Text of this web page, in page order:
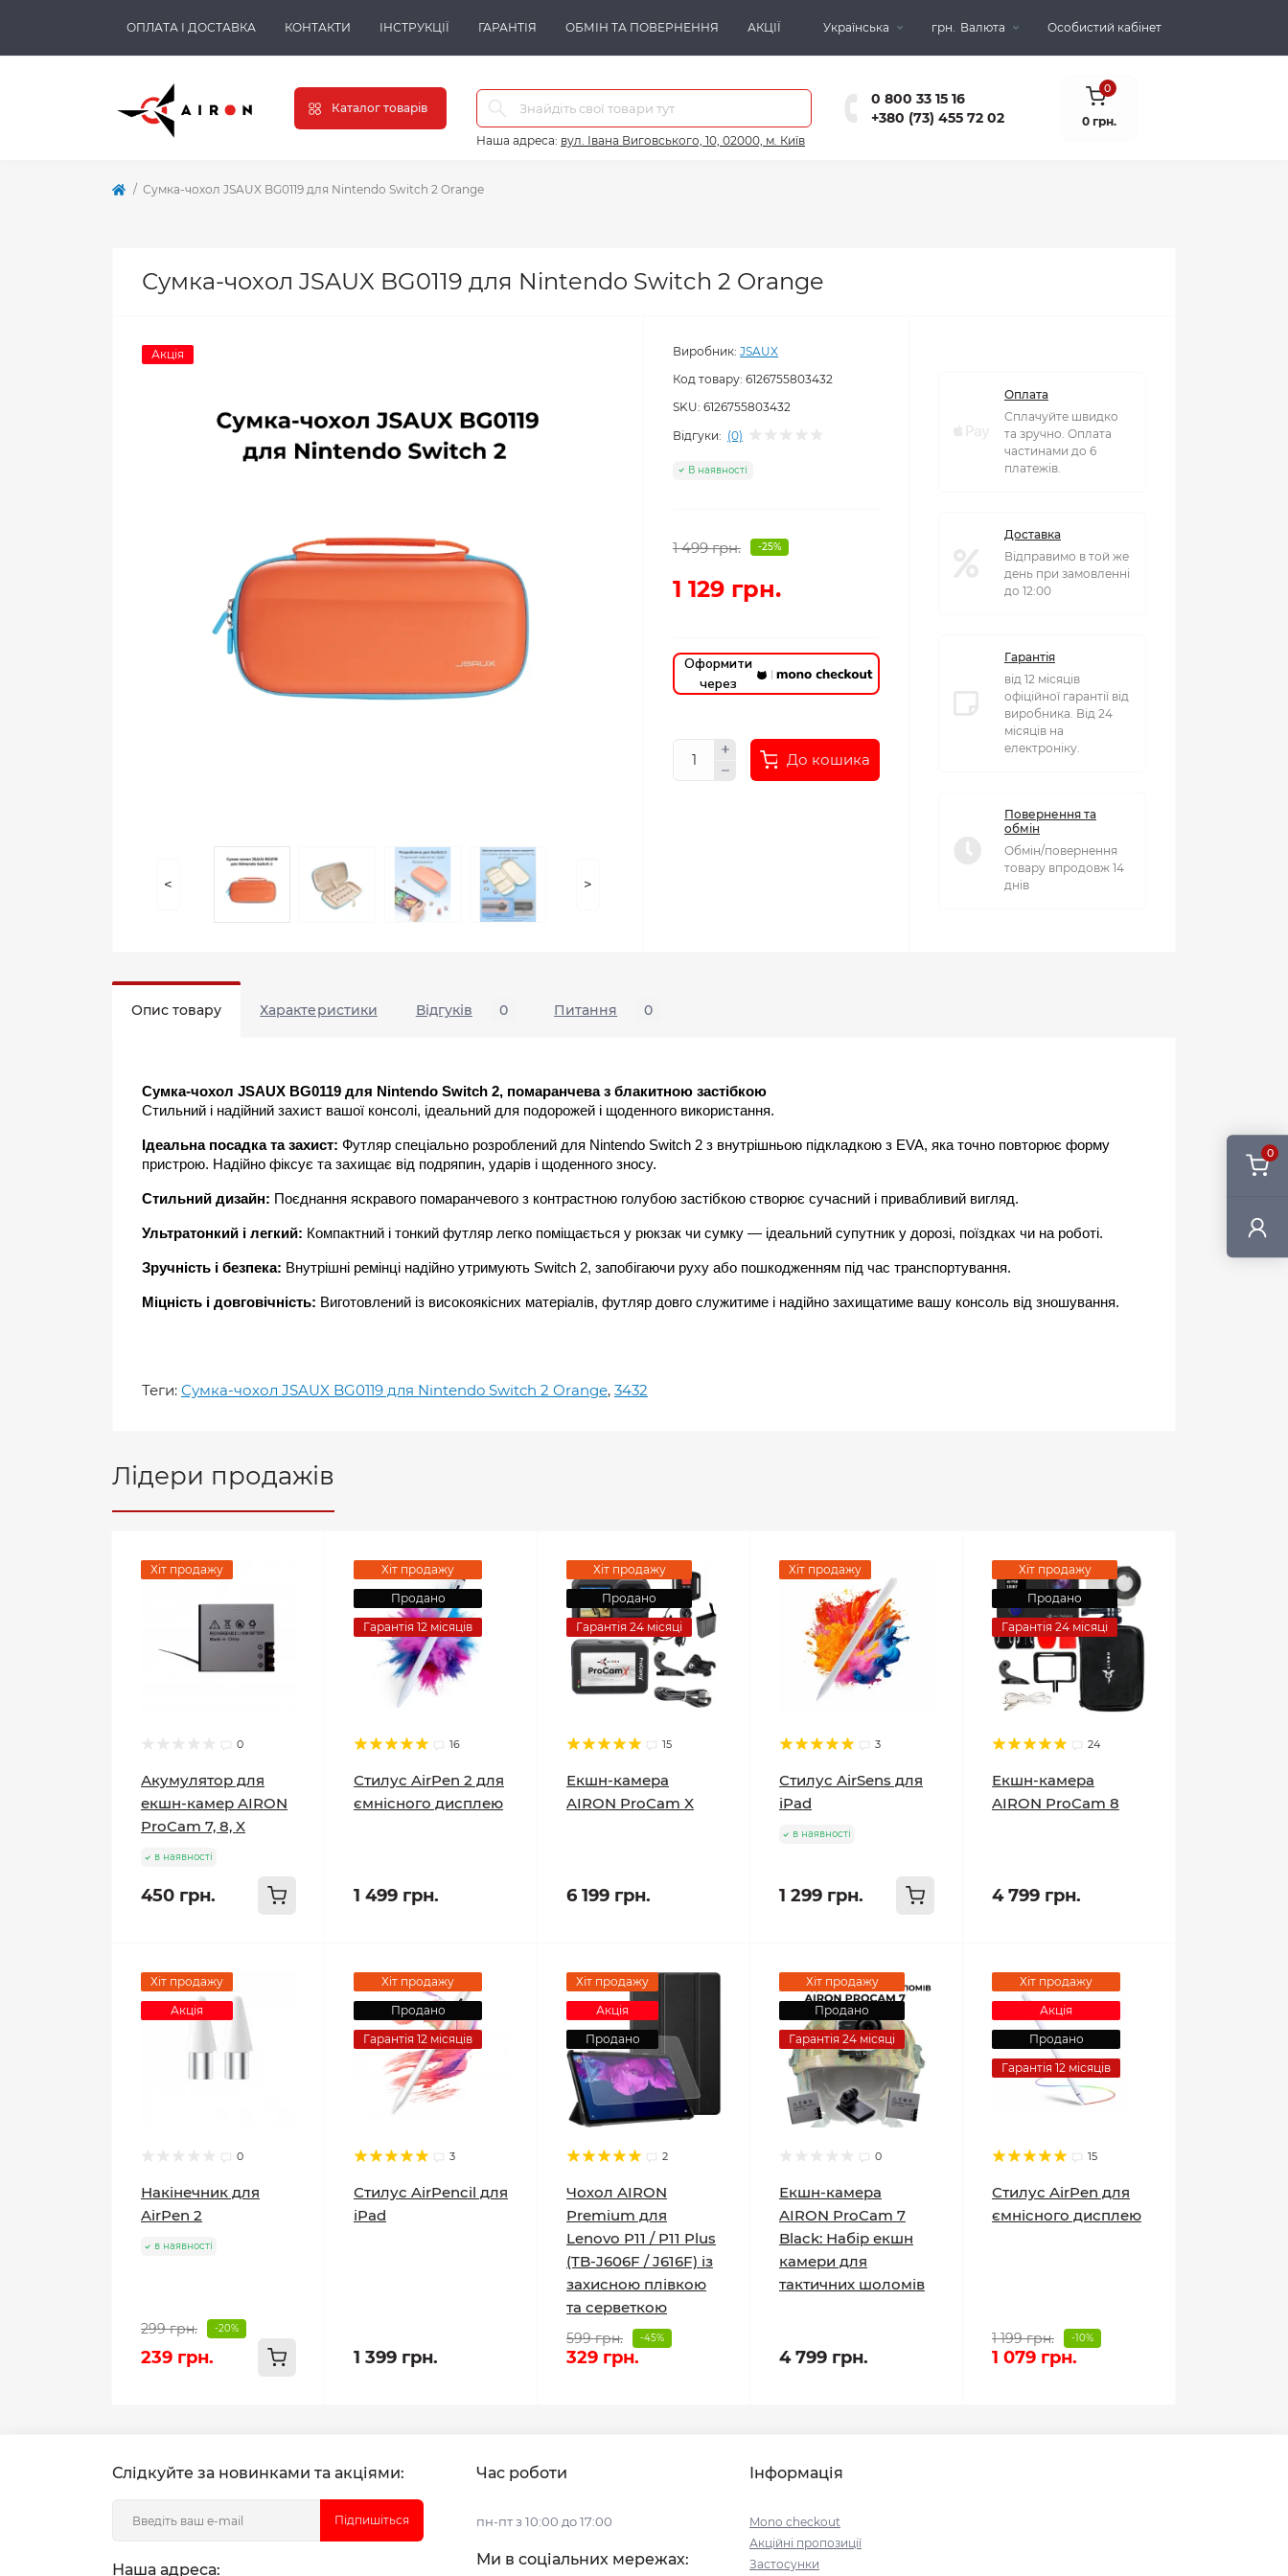
0
ОПЛАТА І ДОСТАВКА КОНТАКТИ ІНСТРУКЦІЇ ГАРАНТІЯ ОБМІН ТА ПОВЕРНЕННЯ АКЦІЇ Українська грн. Валюта Особистий кабінет
Каталог товарів
Наша адреса: вул. Івана Виговського, 10, 02000, м. Київ
0 800 33 15 16
+380 (73) 455 72 02
0
0 грн.
Сумка-чохол JSAUX BG0119 для Nintendo Switch 2 Orange
Сумка-чохол JSAUX BG0119 для Nintendo Switch 2 Orange
Акція
< >
Виробник: JSAUX
Код товару: 6126755803432
SKU: 6126755803432
Відгуки: (0)
В наявності
1 499 грн. -25%
1 129 грн.
Оформити
через
До кошика
Оплата
Сплачуйте швидко
та зручно. Оплата
частинами до 6
платежів.
Доставка
Відправимо в той же
день при замовленні
до 12:00
Гарантія
від 12 місяців
офіційної гарантії від
виробника. Від 24
місяців на
електроніку.
Повернення та
обмін
Обмін/повернення
товару впродовж 14
днів
Опис товару Характеристики Відгуків 0 Питання 0
Сумка-чохол JSAUX BG0119 для Nintendo Switch 2, помаранчева з блакитною застібкою
Стильний і надійний захист вашої консолі, ідеальний для подорожей і щоденного використання.
Ідеальна посадка та захист: Футляр спеціально розроблений для Nintendo Switch 2 з внутрішньою підкладкою з EVA, яка точно повторює форму
пристрою. Надійно фіксує та захищає від подряпин, ударів і щоденного зносу.
Стильний дизайн: Поєднання яскравого помаранчевого з контрастною голубою застібкою створює сучасний і привабливий вигляд.
Ультратонкий і легкий: Компактний і тонкий футляр легко поміщається у рюкзак чи сумку — ідеальний супутник у дорозі, поїздках чи на роботі.
Зручність і безпека: Внутрішні ремінці надійно утримують Switch 2, запобігаючи руху або пошкодженням під час транспортування.
Міцність і довговічність: Виготовлений із високоякісних матеріалів, футляр довго служитиме і надійно захищатиме вашу консоль від зношування.
Теги: Сумка-чохол JSAUX BG0119 для Nintendo Switch 2 Orange, 3432
Лідери продажів
Хіт продажу
0
Акумулятор для
екшн-камер AIRON
ProCam 7, 8, X
в наявності
450 грн.
Хіт продажу
Продано
Гарантія 12 місяців
16
Стилус AirPen 2 для
ємнісного дисплею
1 499 грн.
Хіт продажу
Продано
Гарантія 24 місяці
15
Екшн-камера
AIRON ProCam X
6 199 грн.
Хіт продажу
3
Стилус AirSens для
iPad
в наявності
1 299 грн.
Хіт продажу
Продано
Гарантія 24 місяці
24
Екшн-камера
AIRON ProCam 8
4 799 грн.
Хіт продажу
Акція
0
Накінечник для
AirPen 2
в наявності
299 грн. -20%
239 грн.
Хіт продажу
Продано
Гарантія 12 місяців
3
Стилус AirPencil для
iPad
1 399 грн.
Хіт продажу
Акція
Продано
2
Чохол AIRON
Premium для
Lenovo P11 / P11 Plus
(TB-J606F / J616F) із
захисною плівкою
та серветкою
599 грн. -45%
329 грн.
Хіт продажу
Продано
Гарантія 24 місяці
0
Екшн-камера
AIRON ProCam 7
Black: Набір екшн
камери для
тактичних шоломів
4 799 грн.
Хіт продажу
Акція
Продано
Гарантія 12 місяців
15
Стилус AirPen для
ємнісного дисплею
1 199 грн. -10%
1 079 грн.
Слідкуйте за новинками та акціями:
Підпишіться
Наша адреса:
Час роботи
пн-пт з 10:00 до 17:00
Ми в соціальних мережах:
Інформація
Mono checkout
Акційні пропозиції
Застосунки